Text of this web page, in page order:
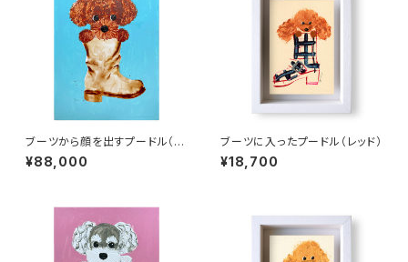
ブーツから顔を出すプードル（B
3）
¥88,000
ブーツに入ったプードル（レッド）
¥18,700